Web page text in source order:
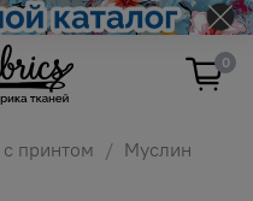
0
принтом Муслин